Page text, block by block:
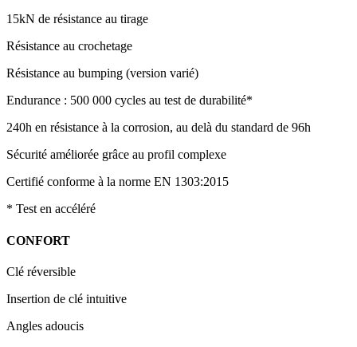
15kN de résistance au tirage
Résistance au crochetage
Résistance au bumping (version varié)
Endurance : 500 000 cycles au test de durabilité*
240h en résistance à la corrosion, au delà du standard de 96h
Sécurité améliorée grâce au profil complexe
Certifié conforme à la norme EN 1303:2015
* Test en accéléré
CONFORT
Clé réversible
Insertion de clé intuitive
Angles adoucis